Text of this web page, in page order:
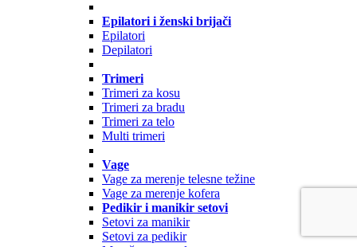
Epilatori i ženski brijači
Epilatori
Depilatori
Trimeri
Trimeri za kosu
Trimeri za bradu
Trimeri za telo
Multi trimeri
Vage
Vage za merenje telesne težine
Vage za merenje kofera
Pedikir i manikir setovi
Setovi za manikir
Setovi za pedikir